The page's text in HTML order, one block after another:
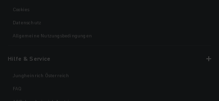
Cookies
Datenschutz
Allgemeine Nutzungsbedingungen
Hilfe & Service
Jungheinrich Österreich
FAQ